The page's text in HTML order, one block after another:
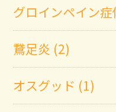
グロインペイン
鵞足炎 (2)
オスグッド (1)